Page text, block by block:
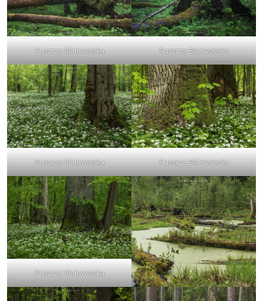
Puszcza Białowieska Puszcza Białowieska
Puszcza Białowieska Puszcza Białowieska
Puszcza Białowieska